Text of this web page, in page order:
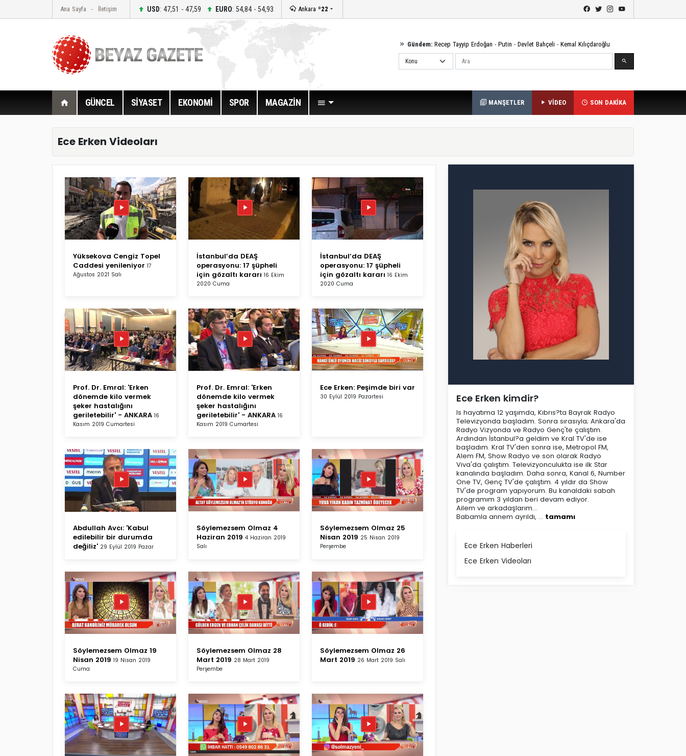
Ana Sayfa İletişim USD: 47,51 - 47,59 EURO: 54,84 - 54,93 Ankara º22
Gündem: Recep Tayyip Erdoğan - Putin - Devlet Bahçeli - Kemal Kılıçdaroğlu
Ara
GÜNCEL SİYASET EKONOMİ SPOR MAGAZİN MANŞETLER VİDEO SON DAKİKA
Ece Erken Videoları
Yüksekova Cengiz Topel
Caddesi yenileniyor 17
Ağustos 2021 Salı
İstanbul’da DEAŞ
operasyonu: 17 şüpheli
için gözaltı kararı 16 Ekim
2020 Cuma
İstanbul’da DEAŞ
operasyonu: 17 şüpheli
için gözaltı kararı 16 Ekim
2020 Cuma
Prof. Dr. Emral: 'Erken
dönemde kilo vermek
şeker hastalığını
geriletebilir' - ANKARA 16
Kasım 2019 Cumartesi
Prof. Dr. Emral: 'Erken
dönemde kilo vermek
şeker hastalığını
geriletebilir' - ANKARA 16
Kasım 2019 Cumartesi
Ece Erken: Peşimde biri var
30 Eylül 2019 Pazartesi
Abdullah Avcı: 'Kabul
edilebilir bir durumda
değiliz' 29 Eylül 2019 Pazar
Söylemezsem Olmaz 4
Haziran 2019 4 Haziran 2019
Salı
Söylemezsem Olmaz 25
Nisan 2019 25 Nisan 2019
Perşembe
Söylemezsem Olmaz 19
Nisan 2019 19 Nisan 2019
Cuma
Söylemezsem Olmaz 28
Mart 2019 28 Mart 2019
Perşembe
Söylemezsem Olmaz 26
Mart 2019 26 Mart 2019 Salı
Ece Erken kimdir?
Is hayatıma 12 yaşımda, Kıbrıs?ta Bayrak Radyo
Televizyonda başladım. Sonra sırasıyla; Ankara'da
Radyo Vizyonda ve Radyo Genç'te çalıştım.
Ardından İstanbul?a geldim ve Kral TV'de ise
başladım. Kral TV'den sonra ise, Metropol FM,
Alem FM, Show Radyo ve son olarak Radyo
Viva'da çalıştım. Televizyonculukta ise ilk Star
kanalında başladım. Daha sonra, Kanal 6, Number
One TV, Genç TV'de çalıştım. 4 yıldır da Show
TV'de program yapıyorum. Bu kanaldaki sabah
programım 3 yıldan beri devam ediyor.
Ailem ve arkadaşlarım...
Babamla annem ayrıldı, ... tamamı
Ece Erken Haberleri
Ece Erken Videoları